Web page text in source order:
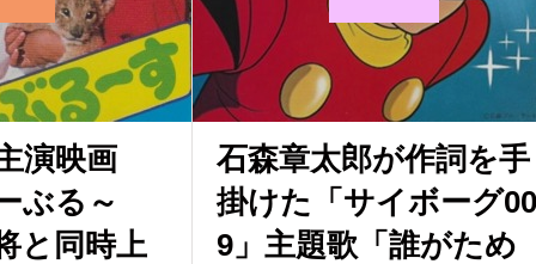
演映画
ぶる～
と同時上
石森章太郎が作詞を手
掛けた「サイボーグ00
9」主題歌「誰がため